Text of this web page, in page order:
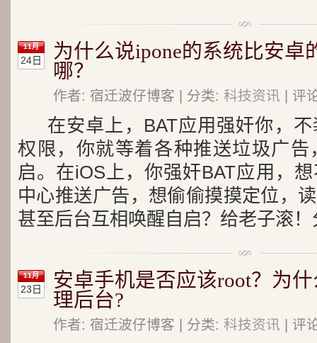
11月
24日
为什么说ipone的系统比安卓
哪？
作者: 宿迁波仔博客 | 分类: 科技资讯 | 评
在安卓上，BAT应用强奸你，
权限，你就等着各种推送垃圾广
启。 在iOS上，你强奸BAT应用，
中心推送广告，想偷偷摸摸定位，
甚至后台互相唤醒自启？给老子滚
11月
23日
安卓手机是否应该root？为
理后台?
作者: 宿迁波仔博客 | 分类: 科技资讯 | 评